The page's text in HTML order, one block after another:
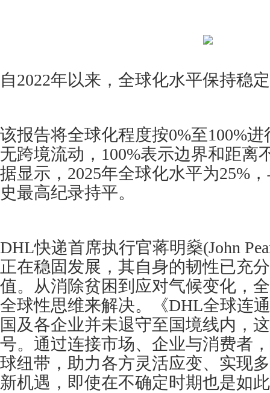
自2022年以来，全球化水平保持稳定
该报告将全球化程度按0%至100%
无跨境流动，100%表示边界和距离
据显示，2025年全球化水平为25%
史最高纪录持平。
DHL快递首席执行官蒋明燊(John
正在稳固发展，其自身的韧性已充
值。从消除贫困到应对气候变化，
全球性思维来解决。《DHL全球连
国及各企业并未退守至国境线内，
号。通过连接市场、企业与消费者
球纽带，助力各方灵活应变、实现
新机遇，即使在不确定时期也是如